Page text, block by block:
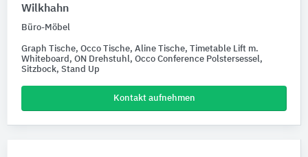
Wilkhahn
Büro-Möbel
Graph Tische, Occo Tische, Aline Tische, Timetable Lift m.
Whiteboard, ON Drehstuhl, Occo Conference Polstersessel,
Sitzbock, Stand Up
Kontakt aufnehmen